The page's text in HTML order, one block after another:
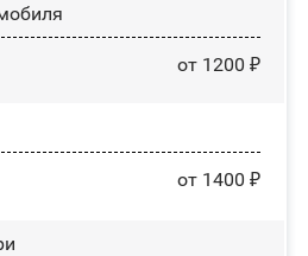
от 1200 ₽
от 1400 ₽